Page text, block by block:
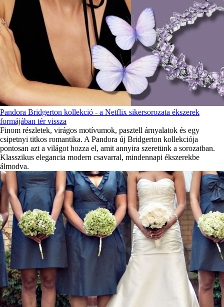
Pandora Bridgerton kollekció - a Netflix sikersorozata ékszerek
formájában tér vissza
Finom részletek, virágos motívumok, pasztell árnyalatok és egy
csipetnyi titkos romantika. A Pandora új Bridgerton kollekciója
pontosan azt a világot hozza el, amit annyira szeretünk a sorozatban.
Klasszikus elegancia modern csavarral, mindennapi ékszerekbe
álmodva.